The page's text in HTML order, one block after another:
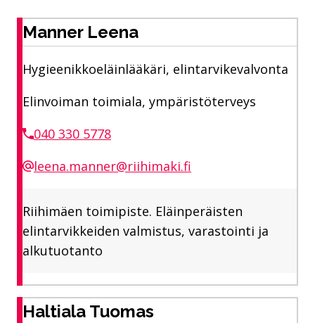
Manner Leena
Hygieenikkoeläinlääkäri, elintarvikevalvonta
Elinvoiman toimiala, ympäristöterveys
040 330 5778
leena.manner@riihimaki.fi
Riihimäen toimipiste. Eläinperäisten
elintarvikkeiden valmistus, varastointi ja
alkutuotanto
Haltiala Tuomas